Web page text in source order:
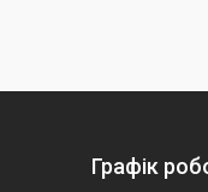
Графік